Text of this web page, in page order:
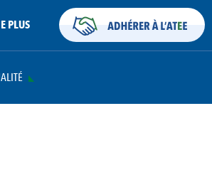
PLUS